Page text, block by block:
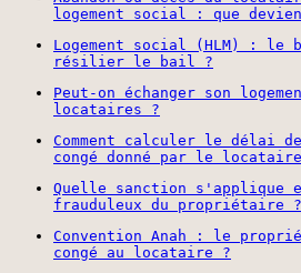
logement social : que
Logement social (HLM) :
résilier le bail ?
Peut-on échanger son
locataires ?
Comment calculer le délai
congé donné par le
Quelle sanction s'applique
frauduleux du propriétaire ?
Convention Anah : le
congé au locataire ?